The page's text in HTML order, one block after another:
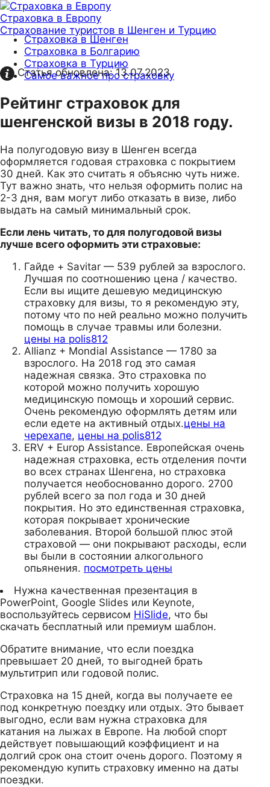
Страховка в Европу
Страхование туристов в Шенген и Турцию
Страховка в Шенген
Страховка в Болгарию
Страховка в Турцию
Самое важное про страховку
Статья обновлена:13.07.2023
Рейтинг страховок для
шенгенской визы в 2018 году.
На полугодовую визу в Шенген всегда
оформляется годовая страховка с покрытием
30 дней. Как это считать я объясню чуть ниже.
Тут важно знать, что нельзя оформить полис на
2-3 дня, вам могут либо отказать в визе, либо
выдать на самый минимальный срок.
Если лень читать, то для полугодовой визы
лучше всего оформить эти страховые:
Гайде + Savitar — 539 рублей за взрослого.
Лучшая по соотношению цена / качество.
Если вы ищите дешевую медицинскую
страховку для визы, то я рекомендую эту,
потому что по ней реально можно получить
помощь в случае травмы или болезни.
цены на polis812
Allianz + Mondial Assistance — 1780 за
взрослого. На 2018 год это самая
надежная связка. Это страховка по
которой можно получить хорошую
медицинскую помощь и хороший сервис.
Очень рекомендую оформлять детям или
если едете на активный отдых.цены на
черехапе, цены на polis812
ERV + Europ Assistance. Европейская очень
надежная страховка, есть отделения почти
во всех странах Шенгена, но страховка
получается необоснованно дорого. 2700
рублей всего за пол года и 30 дней
покрытия. Но это единственная страховка,
которая покрывает хронические
заболевания. Второй большой плюс этой
страховой — они покрывают расходы, если
вы были в состоянии алкогольного
опьянения. посмотреть цены
Нужна качественная презентация в
PowerPoint, Google Slides или Keynote,
воспользуйтесь сервисом HiSlide, что бы
скачать бесплатный или премиум шаблон.
Обратите внимание, что если поездка
превышает 20 дней, то выгодней брать
мультитрип или годовой полис.
Страховка на 15 дней, когда вы получаете ее
под конкретную поездку или отдых. Это бывает
выгодно, если вам нужна страховка для
катания на лыжах в Европе. На любой спорт
действует повышающий коэффициент и на
долгий срок она стоит очень дорого. Поэтому я
рекомендую купить страховку именно на даты
поездки.